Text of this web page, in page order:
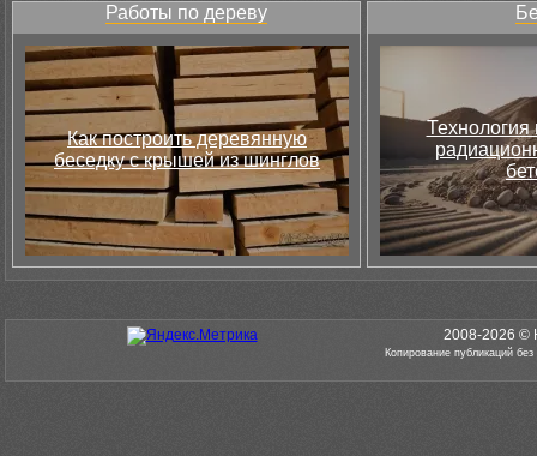
Работы по дереву
Как построить деревянную
беседку с крышей из шинглов
Технология
2008-2026 ©
Копирование публикаций